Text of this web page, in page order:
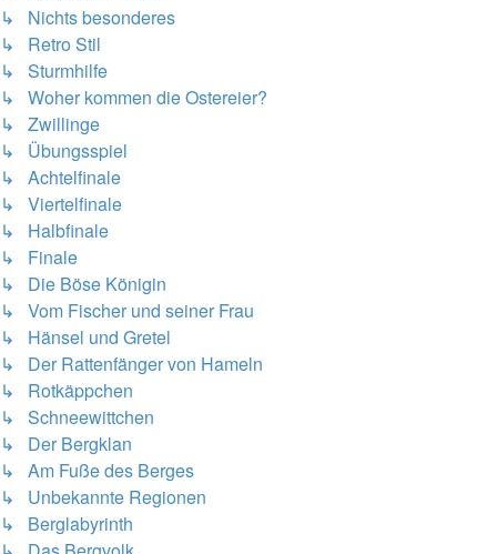
↳ Nichts besonderes
↳ Retro Stil
↳ Sturmhilfe
↳ Woher kommen die Ostereier?
↳ Zwillinge
↳ Übungsspiel
↳ Achtelfinale
↳ Viertelfinale
↳ Halbfinale
↳ Finale
↳ Die Böse Königin
↳ Vom Fischer und seiner Frau
↳ Hänsel und Gretel
↳ Der Rattenfänger von Hameln
↳ Rotkäppchen
↳ Schneewittchen
↳ Der Bergklan
↳ Am Fuße des Berges
↳ Unbekannte Regionen
↳ Berglabyrinth